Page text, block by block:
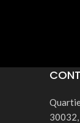
30032,